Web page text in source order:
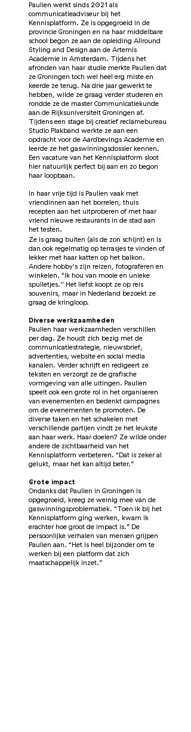
Paulien werkt sinds 2021 als
communicatieadviseur bij het
Kennisplatform. Ze is opgegroeid in de
provincie Groningen en na haar middelbare
school begon ze aan de opleiding Allround
Styling and Design aan de Artemis
Academie in Amsterdam. Tijdens het
afronden van haar studie merkte Paulien dat
ze Groningen toch wel heel erg miste en
keerde ze terug. Na drie jaar gewerkt te
hebben, wilde ze graag verder studeren en
rondde ze de master Communicatiekunde
aan de Rijksuniversiteit Groningen af.
Tijdens een stage bij creatief reclamebureau
Studio Plakband werkte ze aan een
opdracht voor de Aardbevings Academie en
leerde ze het gaswinningsdossier kennen.
Een vacature van het Kennisplatform sloot
hier natuurlijk perfect bij aan en zo begon
haar loopbaan.
In haar vrije tijd is Paulien vaak met
vriendinnen aan het borrelen, thuis
recepten aan het uitproberen of met haar
vriend nieuwe restaurants in de stad aan
het testen.
Ze is graag buiten (als de zon schijnt) en is
dan ook regelmatig op terrasjes te vinden of
lekker met haar katten op het balkon.
Andere hobby's zijn reizen, fotograferen en
winkelen. “Ik hou van mooie en unieke
spulletjes.’’ Het liefst koopt ze op reis
souvenirs, maar in Nederland bezoekt ze
graag de kringloop.
Diverse werkzaamheden
Paulien haar werkzaamheden verschillen
per dag. Ze houdt zich bezig met de
communicatiestrategie, nieuwsbrief,
advertenties, website en social media
kanalen. Verder schrijft en redigeert ze
teksten en verzorgt ze de grafische
vormgeving van alle uitingen. Paulien
speelt ook een grote rol in het organiseren
van evenementen en bedenkt campagnes
om de evenementen te promoten. De
diverse taken en het schakelen met
verschillende partijen vindt ze het leukste
aan haar werk. Haar doelen? Ze wilde onder
andere de zichtbaarheid van het
Kennisplatform verbeteren. “Dat is zeker al
gelukt, maar het kan altijd beter.”
Grote impact
Ondanks dat Paulien in Groningen is
opgegroeid, kreeg ze weinig mee van de
gaswinningsproblematiek. “Toen ik bij het
Kennisplatform ging werken, kwam ik
erachter hoe groot de impact is.” De
persoonlijke verhalen van mensen grijpen
Paulien aan. “Het is heel bijzonder om te
werken bij een platform dat zich
maatschappelijk inzet.”